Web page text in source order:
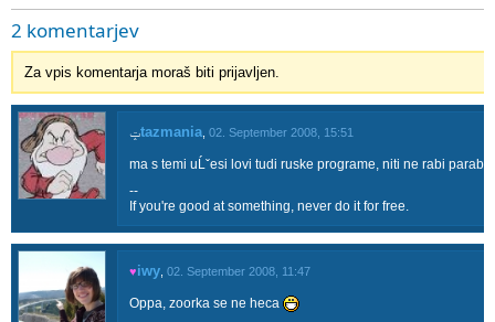
2 komentarjev
Za vpis komentarja moraš biti prijavljen.
ݓtazmania 02. September 2008, 15:51
ma s temi uĹˇesi lovi tudi ruske programe, niti ne rabi
--
If you're good at something, never do it for free.
♥iwy 02. September 2008, 11:47
Oppa, zoorka se ne heca